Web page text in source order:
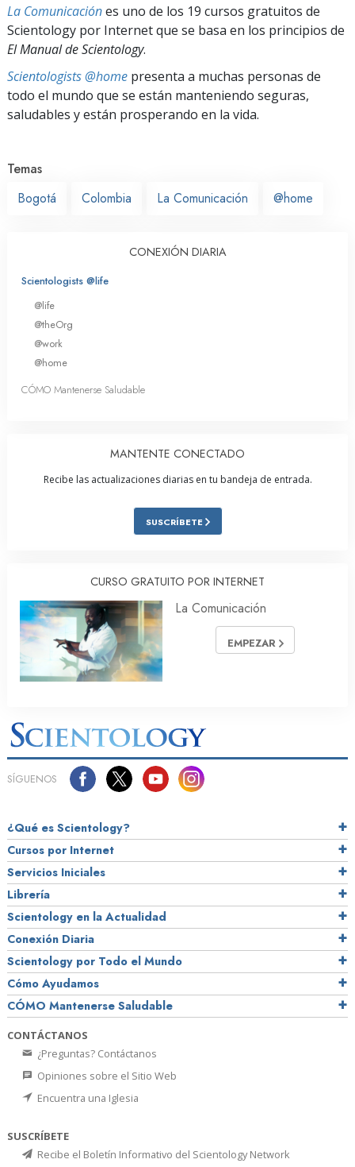
La Comunicaciónes uno de los 19 cursos gratuitos de
Scientology por Internet que se basa en los principios de
El Manual de Scientology.
Scientologists @home presenta a muchas personas de
todo el mundo que se están manteniendo seguras,
saludables y están prosperando en la vida.
Temas
Bogotá
Colombia La Comunicación @home
CONEXIÓN DIARIA
Scientologists @life
@life
@theOrg
@work
@home
CÓMO Mantenerse Saludable
MANTENTE CONECTADO
Recibe las actualizaciones diarias en tu bandeja de entrada.
SUSCRÍBETE
CURSO GRATUITO POR INTERNET
La Comunicación
EMPEZAR
SÍGUENOS
¿Qué es Scientology?
Cursos por Internet
Servicios Iniciales
Librería
Scientology en la Actualidad
Conexión Diaria
Scientology por Todo el Mundo
Cómo Ayudamos
CÓMO Mantenerse Saludable
CONTÁCTANOS
¿Preguntas? Contáctanos
Opiniones sobre el Sitio Web
Encuentra una Iglesia
SUSCRÍBETE
Recibe el Boletín Informativo del Scientology Network